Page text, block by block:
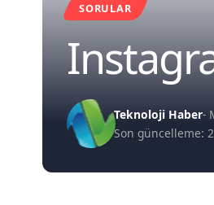
SORULAR
Son güncelleme:
Teknoloji Haber-